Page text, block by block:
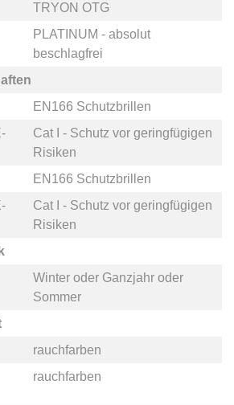
TRYON OTG
PLATINUM - absolut
beschlagfrei
EN166 Schutzbrillen
Cat I - Schutz vor geringfügigen
Risiken
EN166 Schutzbrillen
Cat I - Schutz vor geringfügigen
Risiken
Winteroder Ganzjahroder
Sommer
rauchfarben
rauchfarben